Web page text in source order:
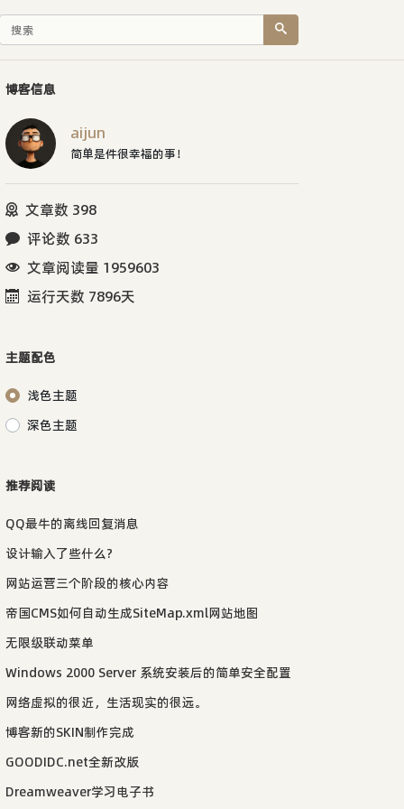
博客信息
aijun
简单是件很幸福的事！
文章数 398
评论数 633
文章阅读量 1959603
运行天数 7896天
主题配色
浅色主题
深色主题
推荐阅读
QQ最牛的离线回复消息
设计输入了些什么?
网站运营三个阶段的核心内容
帝国CMS如何自动生成SiteMap.xml网站地图
无限级联动菜单
Windows 2000 Server 系统安装后的简单安全配置
网络虚拟的很近，生活现实的很远。
博客新的SKIN制作完成
GOODIDC.net全新改版
Dreamweaver学习电子书